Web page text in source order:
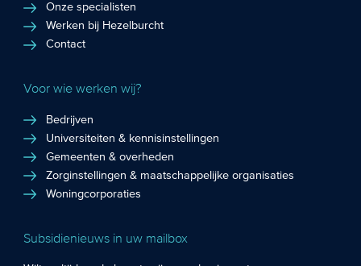
Onze specialisten
Werken bij Hezelburcht
Contact
Voor wie werken wij?
Bedrijven
Universiteiten & kennisinstellingen
Gemeenten & overheden
Zorginstellingen & maatschappelijke organisaties
Woningcorporaties
Subsidienieuws in uw mailbox